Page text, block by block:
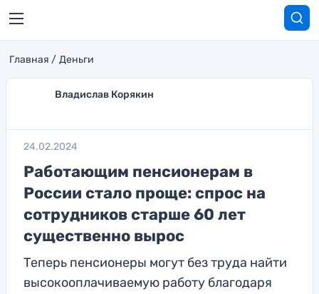
Главная Деньги
Владислав Корякин
24.02.2024
Работающим пенсионерам в
России стало проще: спрос на
сотрудников старше 60 лет
существенно вырос
Теперь пенсионеры могут без труда найти
высокооплачиваемую работу благодаря